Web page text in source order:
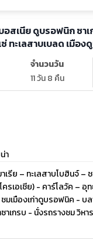
อสเนีย ดูบรอฟนิก ซา
ทะเลสาบเบลด เมือ
จำนวนวัน
11 วัน 8 คืน
า
เรีย – ทะเลสาบโบฮินจ์
รเอเชีย) - คาร์โลวัค –
มเมืองเก่าดูบรอฟนิค - บ
เกรบ - นั่งรถรางชม วิหา